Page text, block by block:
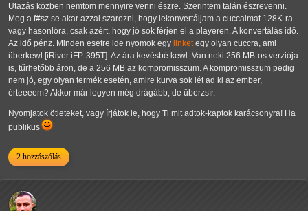
Utazás közben nemtom mennyire venni észre. Szerintem talán észrevenni.
Meg a f#sz se akar azzal szarozni, hogy lekonvertáljam a cuccaimat 128K-ra
vagy hasonlóra, csak azért, hogy jó sok férjen el a playeren. A konvertálás idő.
Az idő pénz. Minden esetre ide nyomok egy linket egy olyan cuccra, ami
überkewl [iRiver iFP-395T]. Az ára kevésbé kewl. Van neki 256 MB-os verziója
is, tűrhetőbb áron, de a 256 MB az kompromisszum. A kompromisszum pedig
nem jó, egy olyan termék esetén, amire kurva sok lét ad ki az ember,
érteeeem? Akkor már legyen még drágább, de űberzsír.
Nyomjatok ötleteket, vagy írjátok le, hogy Ti mit adtok-kaptok karácsonyra! Ha
publikus
2 hozzászólás